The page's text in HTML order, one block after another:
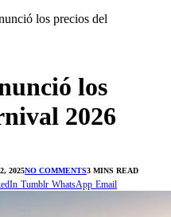
los precios del
los
2026
2025NO COMMENTS3 MINS READ
Tumblr WhatsApp Email